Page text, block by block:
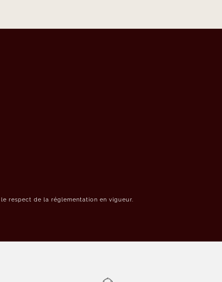
respect de la réglementation en vigueur.